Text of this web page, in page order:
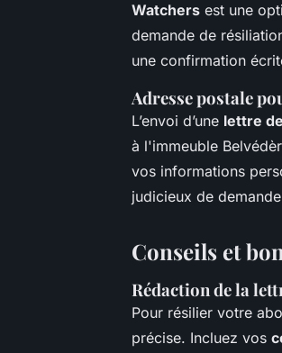
Watchers est une
demande de
une confirmation
Adresse postale
L’envoi d’une lettre
à l'immeuble
vos informations
judicieux de
Conseils et
Rédaction de la
Pour résilier votre
précise. Incluez vos